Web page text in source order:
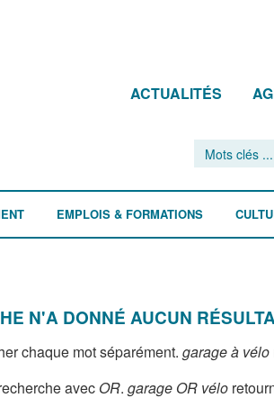
ACTUALITÉS
EMPLOIS & FORMATIONS
N'A DONNÉ AUCUN
chaque mot séparément. garage à vélo
avec OR. garage OR vélo